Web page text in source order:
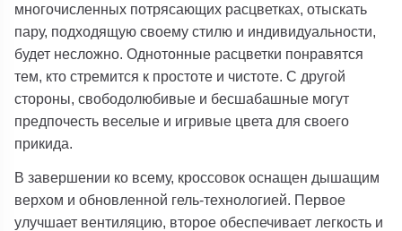
многочисленных потрясающих расцветках, отыскать
пару, подходящую своему стилю и индивидуальности,
будет несложно. Однотонные расцветки понравятся
тем, кто стремится к простоте и чистоте. С другой
стороны, свободолюбивые и бесшабашные могут
предпочесть веселые и игривые цвета для своего
прикида.
В завершении ко всему, кроссовок оснащен дышащим
верхом и обновленной гель-технологией. Первое
улучшает вентиляцию, второе обеспечивает легкость и